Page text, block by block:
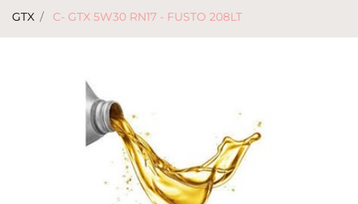
GTX C- GTX 5W30 RN17 - FUSTO 208LT